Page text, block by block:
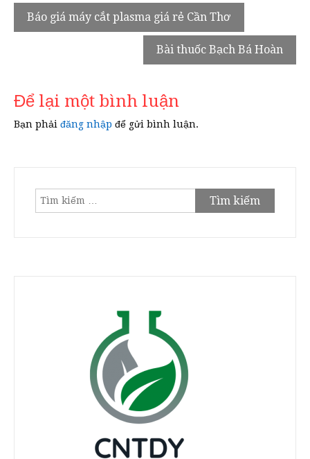
Điều
hướng
Báo giá máy cắt plasma giá rẻ Cần Thơ
Bài thuốc Bạch Bá Hoàn
Để lại một bình luận
Bạn phải đăng nhập để gửi bình luận.
Tìm